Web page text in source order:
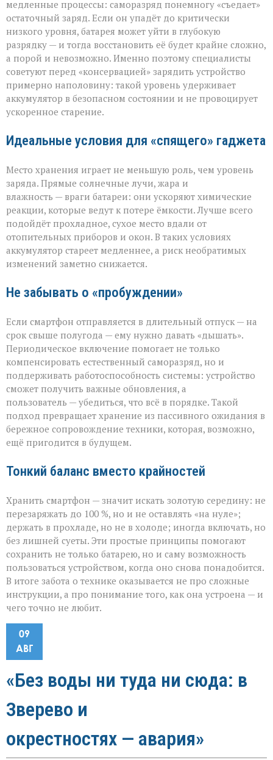
медленные процессы: саморазряд понемногу «съедает»
остаточный заряд. Если он упадёт до критически
низкого уровня, батарея может уйти в глубокую
разрядку — и тогда восстановить её будет крайне сложно,
а порой и невозможно. Именно поэтому специалисты
советуют перед «консервацией» зарядить устройство
примерно наполовину: такой уровень удерживает
аккумулятор в безопасном состоянии и не провоцирует
ускоренное старение.
Идеальные условия для «спящего» гаджета
Место хранения играет не меньшую роль, чем уровень
заряда. Прямые солнечные лучи, жара и
влажность — враги батареи: они ускоряют химические
реакции, которые ведут к потере ёмкости. Лучше всего
подойдёт прохладное, сухое место вдали от
отопительных приборов и окон. В таких условиях
аккумулятор стареет медленнее, а риск необратимых
изменений заметно снижается.
Не забывать о «пробуждении»
Если смартфон отправляется в длительный отпуск — на
срок свыше полугода — ему нужно давать «дышать».
Периодическое включение помогает не только
компенсировать естественный саморазряд, но и
поддерживать работоспособность системы: устройство
сможет получить важные обновления, а
пользователь — убедиться, что всё в порядке. Такой
подход превращает хранение из пассивного ожидания в
бережное сопровождение техники, которая, возможно,
ещё пригодится в будущем.
Тонкий баланс вместо крайностей
Хранить смартфон — значит искать золотую середину: не
перезаряжать до 100 %, но и не оставлять «на нуле»;
держать в прохладе, но не в холоде; иногда включать, но
без лишней суеты. Эти простые принципы помогают
сохранить не только батарею, но и саму возможность
пользоваться устройством, когда оно снова понадобится.
В итоге забота о технике оказывается не про сложные
инструкции, а про понимание того, как она устроена — и
чего точно не любит.
09
АВГ
«Без воды ни туда ни сюда: в
Зверево и
окрестностях — авария»